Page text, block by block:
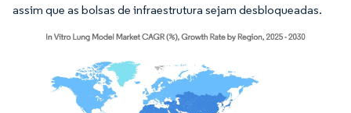
assim que as bolsas de infraestrutura sejam desbloqueadas.